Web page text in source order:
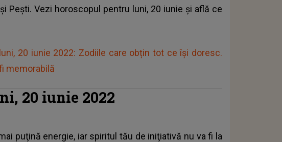
Peşti. Vezi horoscopul pentru luni, 20 iunie şi află ce
20 iunie 2022: Zodiile care obțin tot ce își doresc.
memorabilă
20 iunie 2022
puţină energie, iar spiritul tău de iniţiativă nu va fi la